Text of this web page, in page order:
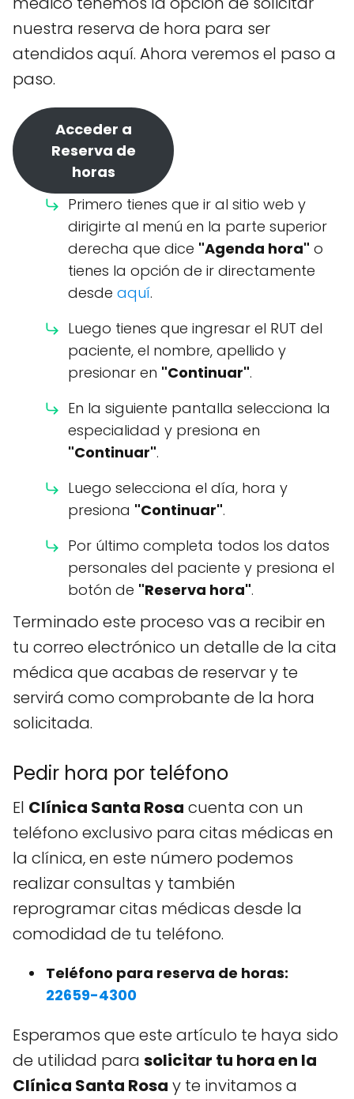
nuestra reserva de hora para ser
atendidos aquí. Ahora veremos el paso a
paso.
Acceder a
Reserva de
horas
Primero tienes que ir al sitio web y
dirigirte al menú en la parte superior
derecha que dice "Agenda hora" o
tienes la opción de ir directamente
desde aquí.
Luego tienes que ingresar el RUT del
paciente, el nombre, apellido y
presionar en "Continuar".
En la siguiente pantalla selecciona la
especialidad y presiona en
"Continuar".
Luego selecciona el día, hora y
presiona "Continuar".
Por último completa todos los datos
personales del paciente y presiona el
botón de "Reserva hora".
Terminado este proceso vas a recibir en
tu correo electrónico un detalle de la cita
médica que acabas de reservar y te
servirá como comprobante de la hora
solicitada.
Pedir hora por teléfono
El Clínica Santa Rosa cuenta con un
teléfono exclusivo para citas médicas en
la clínica, en este número podemos
realizar consultas y también
reprogramar citas médicas desde la
comodidad de tu teléfono.
Teléfono para reserva de horas:
22659-4300
Esperamos que este artículo te haya sido
de utilidad para solicitar tu hora en la
Clínica Santa Rosa y te invitamos a